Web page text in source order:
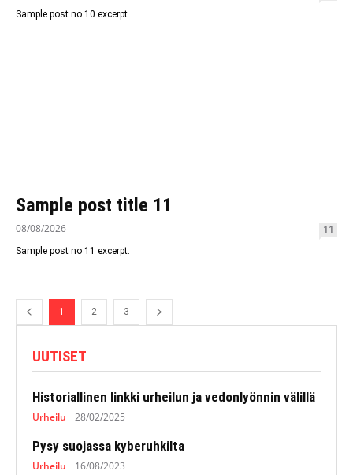
Sample post no 10 excerpt.
Sample post title 11
08/08/2026 11
Sample post no 11 excerpt.
1 2 3
UUTISET
Historiallinen linkki urheilun ja vedonlyönnin välillä
Urheilu 28/02/2025
Pysy suojassa kyberuhkilta
Urheilu 16/08/2023